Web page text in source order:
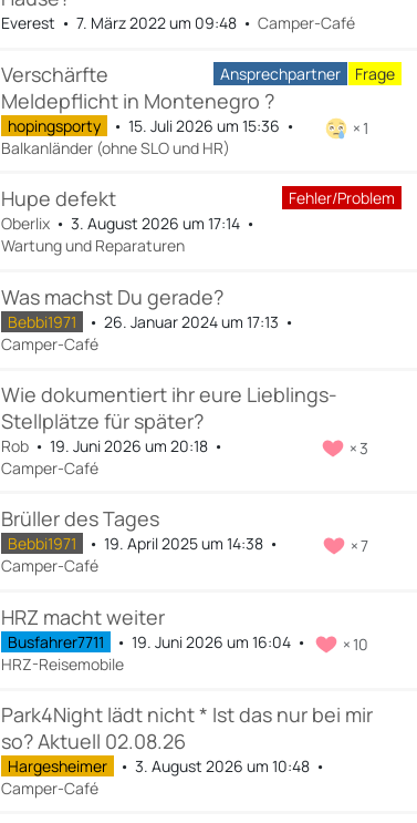
Everest 7. März 2022 um 09:48 Camper-Café
Ansprechpartner Frage
Verschärfte
Meldepflicht in Montenegro ?
1
hopingsporty
15. Juli 2026 um 15:36
Balkanländer (ohne SLO und HR)
Fehler/Problem
Hupe defekt
Oberlix
3. August 2026 um 17:14
Wartung und Reparaturen
Was machst Du gerade?
Bebbi1971
26. Januar 2024 um 17:13
Camper-Café
Wie dokumentiert ihr eure Lieblings-
Stellplätze für später?
3
Rob
19. Juni 2026 um 20:18
Camper-Café
Brüller des Tages
7
Bebbi1971
19. April 2025 um 14:38
Camper-Café
HRZ macht weiter
10
Busfahrer7711
19. Juni 2026 um 16:04
HRZ-Reisemobile
Park4Night lädt nicht * Ist das nur bei mir
so? Aktuell 02.08.26
Hargesheimer
3. August 2026 um 10:48
Camper-Café